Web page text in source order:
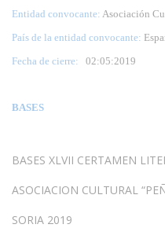
Entidad convocante: Asociación
País de la entidad convocante:
Fecha de cierre: 02:05:2019
BASES
BASES XLVII CERTAMEN
ASOCIACION CULTURAL
SORIA 2019